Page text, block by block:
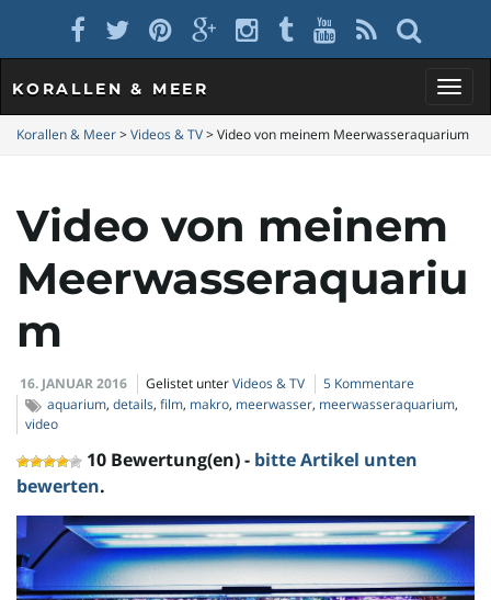
a
t
KORALLEN & MEER
Korallen & Meer>Videos & TV>Video von meinem Meerwasseraquarium
Video von meinem
Meerwasseraquariu
m
16. JANUAR 2016 Gelistet unterVideos & TV
5 Kommentare
aquarium, details, film, makro, meerwasser, meerwasseraquarium,
video
10 Bewertung(en) - bitte Artikel unten
bewerten.